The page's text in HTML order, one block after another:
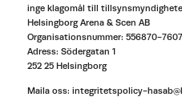
inge klagomål till
Helsingborg Arena & Scen AB
Organisationsnummer: 556870-7607
Adress: Södergatan 1
252 25 Helsingborg
Maila oss: integritetspolicy-